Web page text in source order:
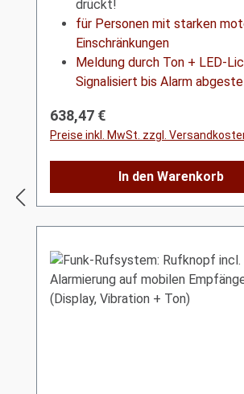
drückt!
für Personen mit starken
Einschränkungen
Meldung durch Ton + LED-
Signalisiert bis Alarm
Regulärer Preis:
638,47 €
Preise inkl. MwSt. zzgl.
In den Warenkorb